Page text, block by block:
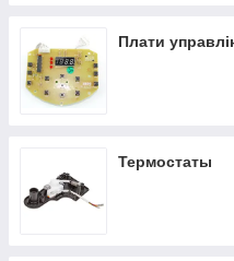
безкоштовну допомогу з
товару. Ви можете
фахівців, які вони підберуть
ціною і якістю.
Плати
Термостаты